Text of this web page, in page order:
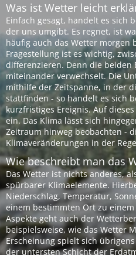
Was ist Wetter leicht
Einfach gesagt, handelt es sich
der uns umgibt. Es regnet, ist
häufig auch das Wetter morgen
Fragestellung ist es wichtig,
differenzieren. Denn die beiden
miteinander verwechselt. Die
mithilfe der Zeitspanne, in der
stattfinden - so handelt es sich
kurzfristiges Ereignis. Auf
ein. Das Klima lässt sich
Zeitraum hinweg beobachten -
Klimaveränderungen in der
Wie beschreibt man das
Das Wetter ist nichts anderes,
spürbarer Klimaelemente.
Niederschlag, Temperatur,
einem bestimmten Ort zu
Aspekte geht auch der
beispielsweise, wie das Wetter
Erscheinung spielt sich
der untersten Schicht der